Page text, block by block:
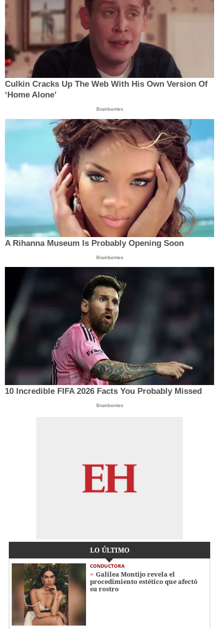
Culkin Cracks Up The Web With His Own Version Of
‘Home Alone’
Brainberries
A Rihanna Museum Is Probably Opening Soon
Brainberries
10 Incredible FIFA 2026 Facts You Probably Missed
Brainberries
LO ÚLTIMO
CONDUCTORA
Galilea Montijo revela el
procedimiento estético que afectó
su rostro